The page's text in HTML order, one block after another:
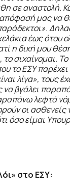
σε αναστολή.
μας να
έως ότου
η δική μου
σιχαίνομαι.
το ΕΣΥ
λίγα», τους
να βγάλει
λεφτά
οι
όσο είμαι
στο ΕΣΥ: